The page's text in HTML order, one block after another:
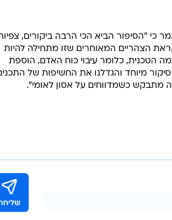
רפאל-באום, ראש אגף החדשות בנענע10, אמר כי "הסיפור הביא הכי הרבה ביקורים,
הצהריים המאוחרים שזו מתחילה להיות
הטכנית, כלומר עיבוי כוח האדם, הוספת
מיוחד והגדלנו את החשיפות של
מתבקש כשמדווחים על אסון לאומי".